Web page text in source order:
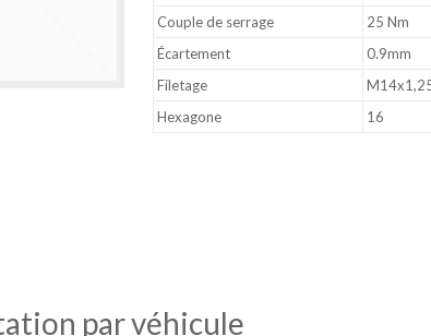
Couple de serrage
25 Nm
Écartement
0.9mm
Filetage
Hexagone
16
par véhicule